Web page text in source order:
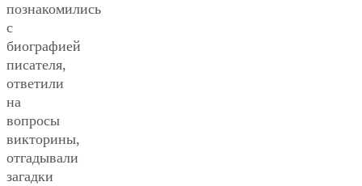
познакомились
с
биографией
писателя,
ответили
на
вопросы
викторины,
отгадывали
загадки